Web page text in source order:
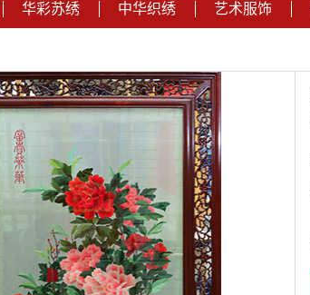
华彩苏绣 中华织绣 艺术服饰